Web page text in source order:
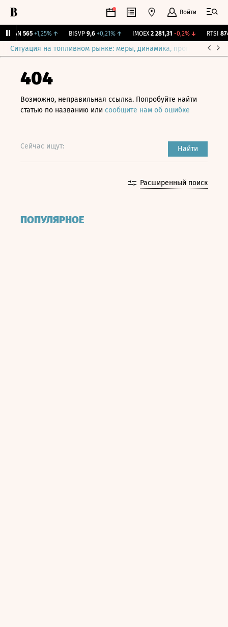
Войти
565 +1,25%↑ BISVP 9,6 +0,21% ↑ IMOEX 2 281,31 -0,2%↓ RTSI
Ситуация на топливном рынке: меры, динамика, прогнозы
404
Возможно, неправильная ссылка. Попробуйте найти
статью по названию или сообщите нам об ошибке
Сейчас ищут: Найти
Расширенный поиск
ПОПУЛЯРНОЕ